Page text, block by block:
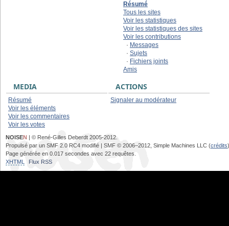
Résumé
Tous les sites
Voir les statistiques
Voir les statistiques des sites
Voir les contributions
· Messages
· Sujets
· Fichiers joints
Amis
MEDIA
Résumé
Voir les éléments
Voir les commentaires
Voir les votes
ACTIONS
Signaler au modérateur
NOISEN | © René-Gilles Deberdt 2005-2012.
Propulsé par un SMF 2.0 RC4 modifié | SMF © 2006–2012, Simple Machines LLC (crédits)
Page générée en 0.017 secondes avec 22 requêtes.
XHTML
Flux RSS